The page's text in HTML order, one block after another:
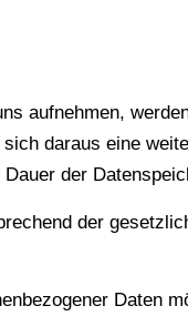
aufnehmen,
daraus eine
der
der
Daten